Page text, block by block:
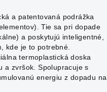
a patentovaná podrážka
Tie sa pri dopade
a poskytujú inteligentné,
kde je to potrebné.
termoplastická doska
a zvršok. Spolupracuje s
energiu z dopadu na